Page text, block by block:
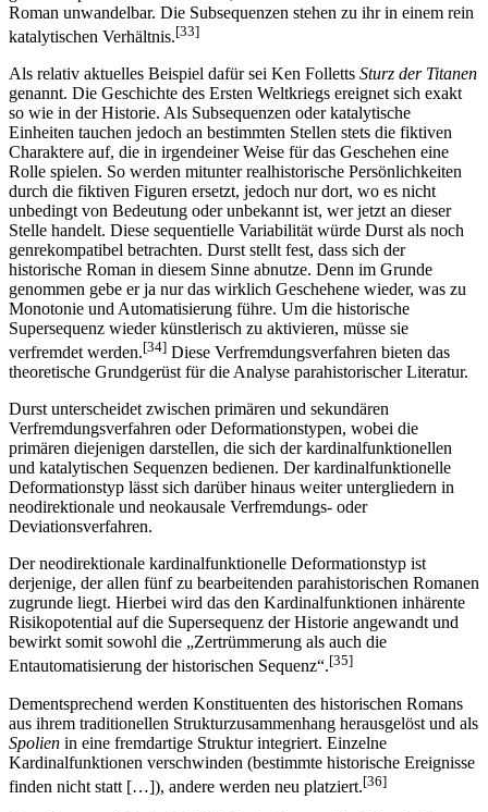
Roman unwandelbar. Die Subsequenzen stehen zu ihr in einem rein
katalytischen Verhältnis.[33]
Als relativ aktuelles Beispiel dafür sei Ken Folletts Sturz der Titanen
genannt. Die Geschichte des Ersten Weltkriegs ereignet sich exakt
so wie in der Historie. Als Subsequenzen oder katalytische
Einheiten tauchen jedoch an bestimmten Stellen stets die fiktiven
Charaktere auf, die in irgendeiner Weise für das Geschehen eine
Rolle spielen. So werden mitunter realhistorische Persönlichkeiten
durch die fiktiven Figuren ersetzt, jedoch nur dort, wo es nicht
unbedingt von Bedeutung oder unbekannt ist, wer jetzt an dieser
Stelle handelt. Diese sequentielle Variabilität würde Durst als noch
genrekompatibel betrachten. Durst stellt fest, dass sich der
historische Roman in diesem Sinne abnutze. Denn im Grunde
genommen gebe er ja nur das wirklich Geschehene wieder, was zu
Monotonie und Automatisierung führe. Um die historische
Supersequenz wieder künstlerisch zu aktivieren, müsse sie
verfremdet werden.[34] Diese Verfremdungsverfahren bieten das
theoretische Grundgerüst für die Analyse parahistorischer Literatur.
Durst unterscheidet zwischen primären und sekundären
Verfremdungsverfahren oder Deformationstypen, wobei die
primären diejenigen darstellen, die sich der kardinalfunktionellen
und katalytischen Sequenzen bedienen. Der kardinalfunktionelle
Deformationstyp lässt sich darüber hinaus weiter untergliedern in
neodirektionale und neokausale Verfremdungs- oder
Deviationsverfahren.
Der neodirektionale kardinalfunktionelle Deformationstyp ist
derjenige, der allen fünf zu bearbeitenden parahistorischen Romanen
zugrunde liegt. Hierbei wird das den Kardinalfunktionen inhärente
Risikopotential auf die Supersequenz der Historie angewandt und
bewirkt somit sowohl die „Zertrümmerung als auch die
Entautomatisierung der historischen Sequenz“.[35]
Dementsprechend werden Konstituenten des historischen Romans
aus ihrem traditionellen Strukturzusammenhang herausgelöst und als
Spolien in eine fremdartige Struktur integriert. Einzelne
Kardinalfunktionen verschwinden (bestimmte historische Ereignisse
finden nicht statt […]), andere werden neu platziert.[36]